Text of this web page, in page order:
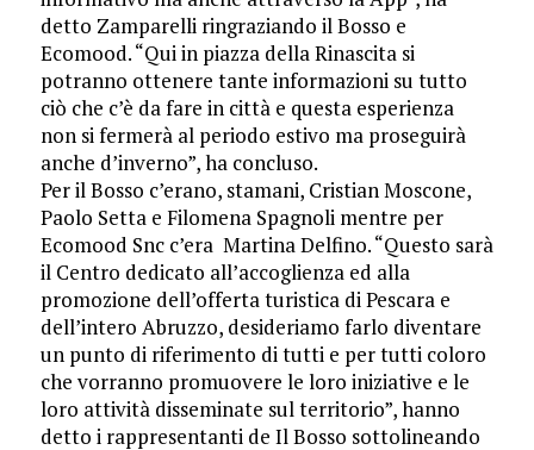
detto Zamparelli ringraziando il Bosso e
Ecomood. “Qui in piazza della Rinascita si
potranno ottenere tante informazioni su tutto
ciò che c’è da fare in città e questa esperienza
non si fermerà al periodo estivo ma proseguirà
anche d’inverno”, ha concluso.
Per il Bosso c’erano, stamani, Cristian Moscone,
Paolo Setta e Filomena Spagnoli mentre per
Ecomood Snc c’era Martina Delfino. “Questo sarà
il Centro dedicato all’accoglienza ed alla
promozione dell’offerta turistica di Pescara e
dell’intero Abruzzo, desideriamo farlo diventare
un punto di riferimento di tutti e per tutti coloro
che vorranno promuovere le loro iniziative e le
loro attività disseminate sul territorio”, hanno
detto i rappresentanti de Il Bosso sottolineando